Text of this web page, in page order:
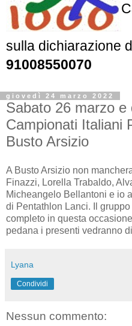
sulla dichiarazione
91008550070
giovedì 24 marzo 2022
Sabato 26 marzo e
Campionati Italiani
Busto Arsizio
A Busto Arsizio non
Finazzi, Lorella Trabaldo,
Micheangelo Bellantoni e io
di Pentathlon Lanci. Il
completo in questa
pedana i presenti vedranno
Lyana
Condividi
Nessun commento: